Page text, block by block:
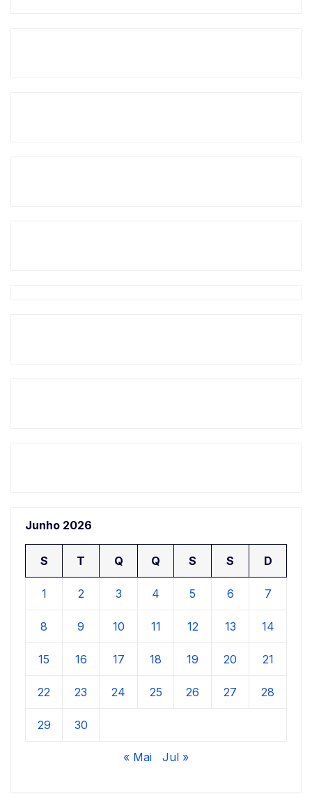
Junho 2026
S T Q Q S S D
1 2 3 4 5 6 7
8 9 10 11 12 13 14
15 16 17 18 19 20 21
22 23 24 25 26 27 28
29 30
« Mai Jul »